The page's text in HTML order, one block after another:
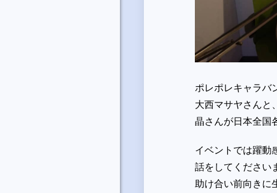
ポレポレキャラバ
大西マサヤさんと
晶さんが日本全国
イベントでは躍動
話をしてください
助け合い前向きに